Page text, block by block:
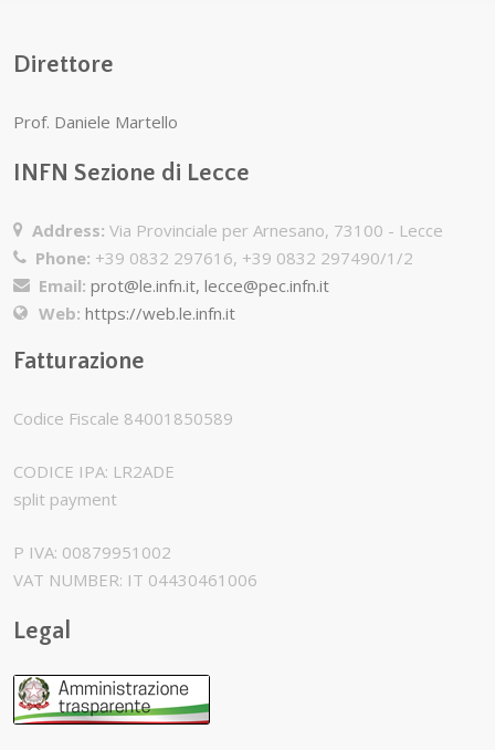
Direttore
Prof. Daniele Martello
INFN Sezione di Lecce
Address: Via Provinciale per Arnesano, 73100 - Lecce
Phone: +39 0832 297616, +39 0832 297490/1/2
Email: prot@le.infn.it, lecce@pec.infn.it
Web: https://web.le.infn.it
Fatturazione
Codice Fiscale 84001850589
CODICE IPA: LR2ADE
split payment
P IVA: 00879951002
VAT NUMBER: IT 04430461006
Legal